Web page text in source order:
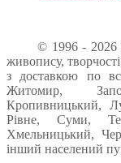
© 1996 - 2026
живопису,
з доставкою по
Житомир,
Кропивницький,
Рівне, Суми,
Хмельницький,
інший населений